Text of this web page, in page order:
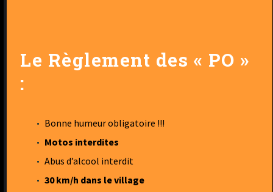
Le Règlement des « PO »
:
Bonne humeur obligatoire !!!
Motos interdites
Abus d’alcool interdit
30 km/h dans le village